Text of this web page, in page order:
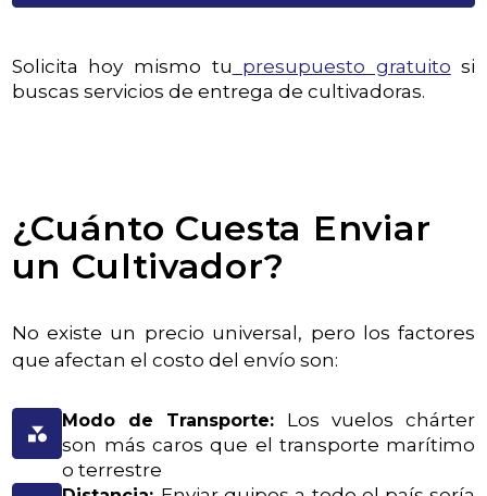
Solicita hoy mismo tu presupuesto gratuito si
buscas servicios de entrega de cultivadoras.
¿Cuánto Cuesta Enviar
un Cultivador?
No existe un precio universal, pero los factores
que afectan el costo del envío son:
Modo de Transporte: Los vuelos chárter
son más caros que el transporte marítimo
o terrestre